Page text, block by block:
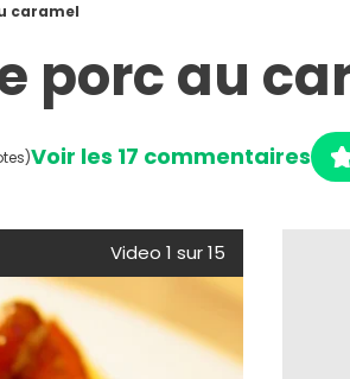
caramel
porc au
Voir les 17 commentaires
Video 1 sur 15